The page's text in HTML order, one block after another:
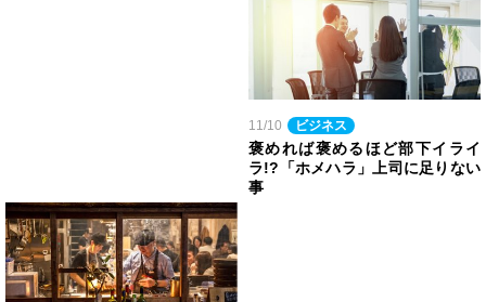
11/10 ビジネス
褒めれば褒めるほど部下イライ
ラ!?「ホメハラ」上司に足りない
事